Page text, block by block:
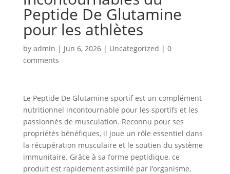
Peptide De Glutamine
pour les athlètes
by admin | Jun 6, 2026| Uncategorized | 0
comments
Le Peptide De Glutamine sportif est un complément
nutritionnel incontournable pour les sportifs et les
passionnés de musculation. Reconnu pour ses
propriétés bénéfiques, il joue un rôle essentiel dans
la récupération musculaire et le soutien du système
immunitaire. Grâce à sa forme peptidique, ce
produit est rapidement assimilé par l’organisme,